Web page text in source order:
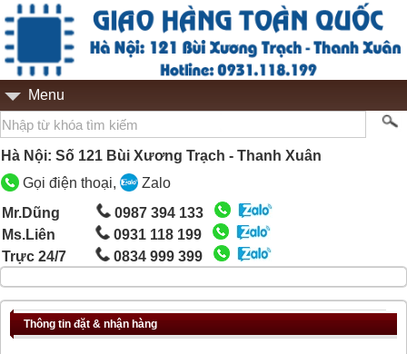
Menu
Hà Nội: Số 121 Bùi Xương Trạch - Thanh Xuân
Gọi điện thoại,
Zalo
Mr.Dũng
0987 394 133
Ms.Liên
0931 118 199
Trực 24/7
0834 999 399
Thông tin đặt & nhận hàng